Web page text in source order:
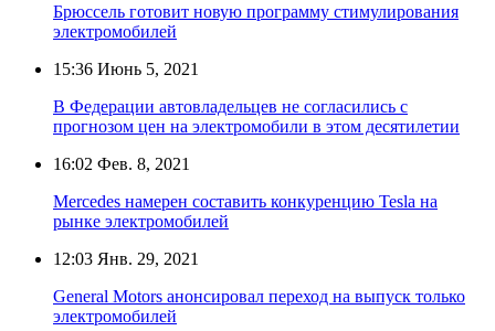
Брюссель готовит новую программу стимулирования
электромобилей
15:36 Июнь 5, 2021
В Федерации автовладельцев не согласились с
прогнозом цен на электромобили в этом десятилетии
16:02 Фев. 8, 2021
Mercedes намерен составить конкуренцию Tesla на
рынке электромобилей
12:03 Янв. 29, 2021
General Motors анонсировал переход на выпуск только
электромобилей